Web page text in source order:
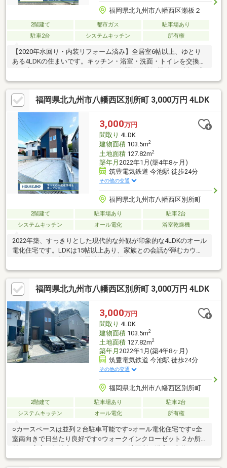
福岡県北九州市八幡西区瀬板２
2階建て 都市ガス
駐車場あり
駐車2台
システムキッチン 所有権
【2020年水回り・内装リフォーム済み】全居室6帖以上、ゆとり
ある4LDKの住まいです。キッチン・浴室・洗面・トイレを交換
キッチンや追焚機能、モニター付きインターホンなど、毎日の暮
らしを支える設備もそろっています。全室2面採光で、明るさと風
通しを取り込みやすい間取り。全居室収納付きのため、家族の荷
物もすっきり整理できます。駐車は普通車2台可能、バス停徒歩5
分、コンビニ徒歩10分。落ち着いた住宅街で、室内の広さや使い
勝手をぜひ現地でご確認ください。北九州イチ快適なお店にぜひ
一度お越し下さい♪
福岡県北九州市八幡西区別所町 3,000万円 4LDK
3,000万円
間取り 4LDK
建物面積103.5m2
土地面積127.82m2
築年月 2022年1月(築4年8ヶ月)
筑豊電気鉄道 今池駅 徒歩24分
その他の交通
福岡県北九州市八幡西区別所町
2階建て 駐車場あり
駐車2台
システムキッチン
オール電化 浴室乾燥機
2022年築、すっきりとした現代的な外観が印象的な4LDKのオール
電化住宅です。LDKは15帖以上あり、家族との会話が弾むカウン
浴室乾燥機、電動シャッターなど、家事と暮らしを支える設備も
充実しています。ウォークインクローゼット2か所をはじめ全居室
に収納を備え、荷物を整理しやすい間取り。駐車は普通車2台可能
です。スーパー徒歩6分、中学校徒歩7分、バス停徒歩5分と生活
利便性も良好。築浅ならではの快適な住まいをお探しのご家族に
おすすめです。大型キッズルーム・おむつ台・授乳スペース有。
北九州イチ快適なお店にぜひ一度お越し下さい♪
福岡県北九州市八幡西区別所町 3,000万円 4LDK
3,000万円
間取り 4LDK
建物面積103.5m2
土地面積127.82m2
築年月 2022年1月(築4年8ヶ月)
筑豊電気鉄道 今池駅 徒歩24分
その他の交通
福岡県北九州市八幡西区別所町
2階建て 駐車場あり
駐車2台
システムキッチン
オール電化 所有権
○カースペースは並列２台駐車可能です○オール電化住宅です○全
室南向きで日当たり良好です○ウォークインクローゼット２か所
た効率的な家事動線です○閑静な住宅街にある落ち着いた住環境